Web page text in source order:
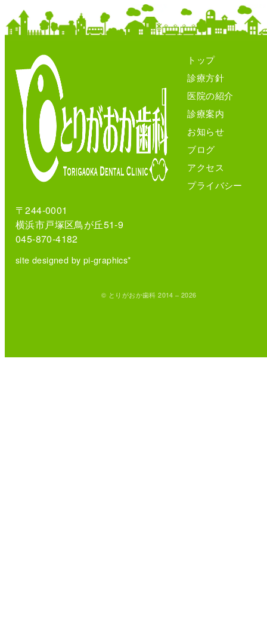
〒244-0001
横浜市戸塚区鳥が丘51-9
045-870-4182
site designed by pi-graphics*
トップ
診療方針
医院の紹介
診療案内
お知らせ
ブログ
アクセス
プライバシー
© とりがおか歯科 2014 – 2026